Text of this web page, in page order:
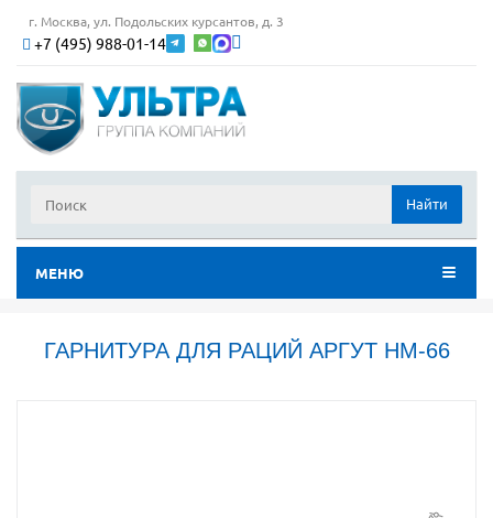
г. Москва, ул. Подольских курсантов, д. 3
+7 (495) 988-01-14
Найти
МЕНЮ
ГАРНИТУРА ДЛЯ РАЦИЙ АРГУТ HM-66